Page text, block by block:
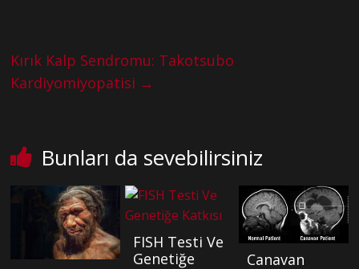
Kırık Kalp Sendromu: Takotsubo
Kardiyomiyopatisi →
Bunları da sevebilirsiniz
FISH Testi Ve
Genetiğe
Canavan